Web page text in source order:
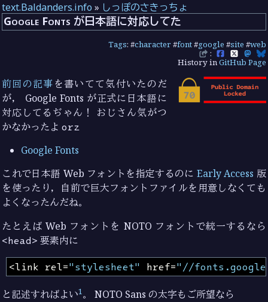
text.Baldanders.info » しっぽのさきっちょ
Google Fonts が日本語に対応してた
Tags: #character#font#google #site #web
:
History inGitHub Page
前回の記事を書いてて気付いたのだ
が， Google Fonts が正式に日本語に
対応してるぢゃん！ おじさん気がつ
かなかったよorz
Google Fonts
これで日本語 Web フォントを指定するのにEarly Access 版
を使ったり，自前で巨大フォントファイルを用意しなくても
よくなったんだね。
たとえば Web フォントを NOTO フォントで統一するなら
<head> 要素内に
<link rel="stylesheet" href="//
と記述すればよい1。 NOTO Sans の太字もご所望なら